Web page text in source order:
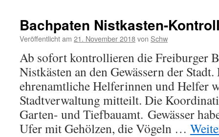
Bachpaten Nistkasten-
Veröffentlicht am 21. November 2018von Schw
Ab sofort kontrollieren die Freiburger
Nistkästen an den Gewässern der
ehrenamtliche Helferinnen und Helfer
Stadtverwaltung mitteilt. Die
Garten- und Tiefbauamt. Gewässer
Ufer mit Gehölzen, die Vögeln …